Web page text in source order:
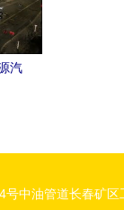
汽
中油管道长春矿